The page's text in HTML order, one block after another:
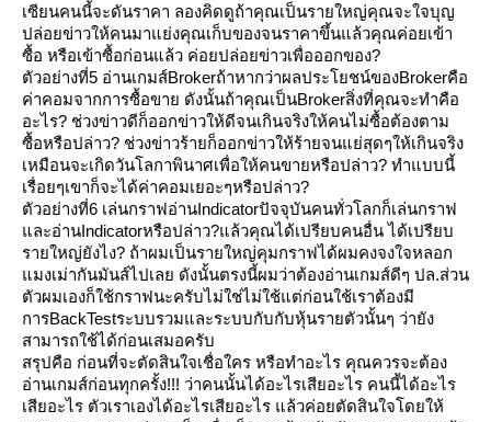
เซียนคนนี้จะดันราคา ลองคิดดูถ้าคุณเป็นรายใหญ่คุณจะใจบุญ
ปล่อยข่าวให้คนมาแย่งคุณเก็บของจนราคาขึ้นแล้วคุณค่อยเข้า
ซื้อ หรือเข้าซื้อก่อนแล้ว ค่อยปล่อยข่าวเพื่อออกของ?
ตัวอย่างที่5 อ่านเกมส์Brokerถ้าหากว่าผลประโยชน์ของBrokerคือ
ค่าคอมจากการซื้อขาย ดังนั้นถ้าคุณเป็นBrokerสิ่งที่คุณจะทำคือ
อะไร? ช่วงข่าวดีก็ออกข่าวให้ดีจนเกินจริงให้คนไม่ซื้อต้องตาม
ซื้อหรือปล่าว? ช่วงข่าวร้ายก็ออกข่าวให้ร้ายจนแย่สุดๆให้เกินจริง
เหมือนจะเกิดวันโลกาพินาศเพื่อให้คนขายหรือปล่าว? ทำแบบนี้
เรื่อยๆเขาก็จะได้ค่าคอมเยอะๆหรือปล่าว?
ตัวอย่างที่6 เล่นกราฟอ่านIndicatorปัจจุบันคนทั่วโลกก็เล่นกราฟ
ละอ่านIndicatorหรือปล่าว?แล้วคุณได้เปรียบคนอื่น ได้เปรียบ
รายใหญ่ยังไง? ถ้าผมเป็นรายใหญ่คุมกราฟได้ผมคงจงใจหลอก
มงเม่ากันมันส์ไปเลย ดังนั้นตรงนี้ผมว่าต้องอ่านเกมส์ดีๆ ปล.ส่วน
ตัวผมเองก็ใช้กราฟนะครับไม่ใช่ไม่ใช้แต่ก่อนใช้เราต้องมี
การBackTestระบบรวมและระบบกับกับหุ้นรายตัวนั้นๆ ว่ายัง
สามารถใช้ได้ก่อนเสมอครับ
สรุปคือ ก่อนที่จะตัดสินใจเชื่อใคร หรือทำอะไร คุณควรจะต้อง
อ่านเกมส์ก่อนทุกครั้ง!!! ว่าคนนั้นได้อะไรเสียอะไร คนนี้ได้อะไร
เสียอะไร ตัวเราเองได้อะไรเสียอะไร แล้วค่อยตัดสินใจโดยให้